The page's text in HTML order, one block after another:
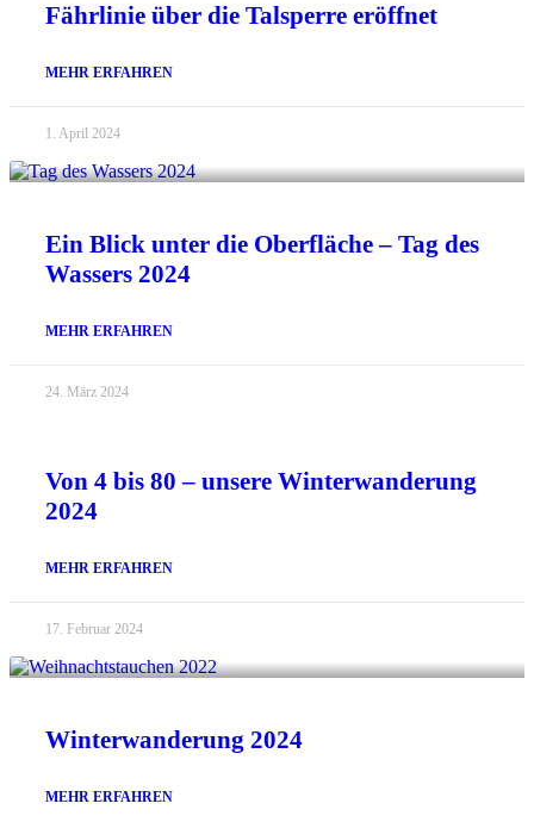
Fährlinie über die Talsperre eröffnet
MEHR ERFAHREN
1. April 2024
Ein Blick unter die Oberfläche – Tag des
Wassers 2024
MEHR ERFAHREN
24. März 2024
Von 4 bis 80 – unsere Winterwanderung
2024
MEHR ERFAHREN
17. Februar 2024
Winterwanderung 2024
MEHR ERFAHREN